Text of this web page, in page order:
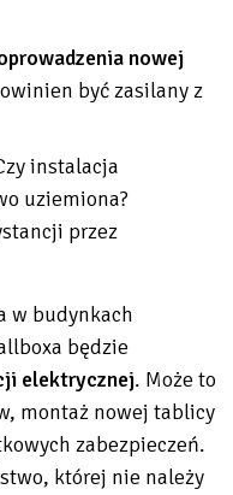
nowej
być zasilany z
instalacja
uziemiona?
przez
w budynkach
będzie
elektrycznej. Może to
montaż nowej tablicy
zabezpieczeń.
której nie należy